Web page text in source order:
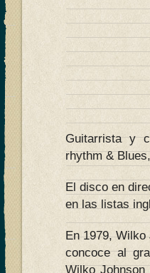
Guitarrista y
rhythm &
El disco en
en las listas
En 1979,
concoce al
Wilko